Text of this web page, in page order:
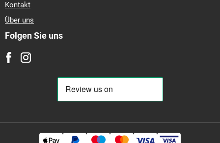
Kontakt
Über uns
Folgen Sie uns